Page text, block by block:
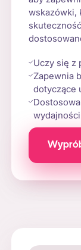
wskazówki,
Uczy się z
Zapewnia
dotyczące
wydajności